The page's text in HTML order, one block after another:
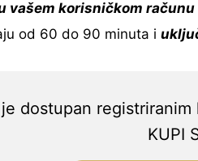
vašem korisničkom
od 60 do 90 minuta i
dostupan
KUPI